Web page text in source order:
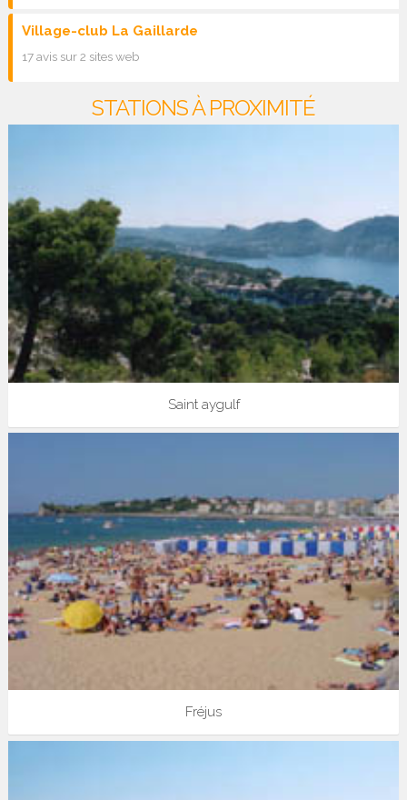
Village-club La Gaillarde
17 avis sur 2 sites web
STATIONS À PROXIMITÉ
Saint aygulf
Fréjus